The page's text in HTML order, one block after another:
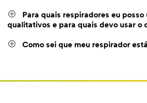
Para quais respiradores eu posso
qualitativos e para quais devo usar o
Como sei que meu respirador